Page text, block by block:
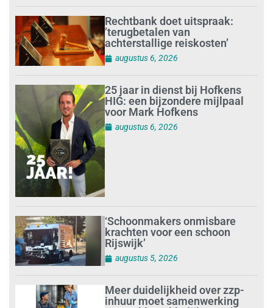
Rechtbank doet uitspraak:
’terugbetalen van
achterstallige reiskosten’
augustus 6, 2026
25 jaar in dienst bij Hofkens
HIG: een bijzondere mijlpaal
voor Mark Hofkens
augustus 6, 2026
‘Schoonmakers onmisbare
krachten voor een schoon
Rijswijk’
augustus 5, 2026
Meer duidelijkheid over zzp-
inhuur moet samenwerking